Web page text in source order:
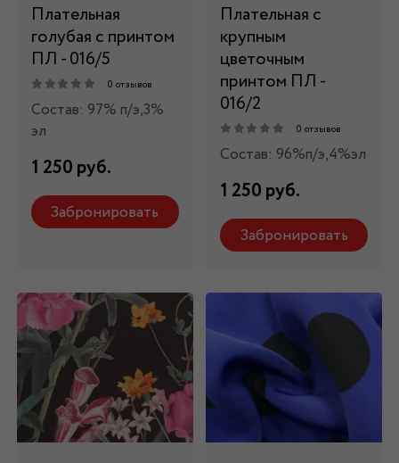
Плательная
голубая с принтом
ПЛ - 016/5
0 отзывов
Состав: 97% п/э,3%
эл
1 250 руб.
Забронировать
Плательная с
крупным
цветочным
принтом ПЛ -
016/2
0 отзывов
Состав: 96%п/э,4%эл
1 250 руб.
Забронировать